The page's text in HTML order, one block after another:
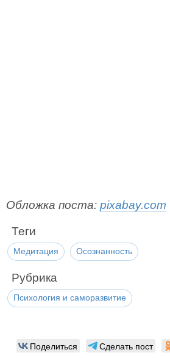
Обложка поста: pixabay.com
Теги
Медитация Осознанность
Рубрика
Психология и саморазвитие
Поделиться Сделать пост